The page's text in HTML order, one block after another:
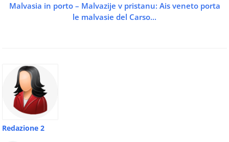
Malvasia in porto – Malvazije v pristanu: Ais veneto porta
le malvasie del Carso...
Redazione 2